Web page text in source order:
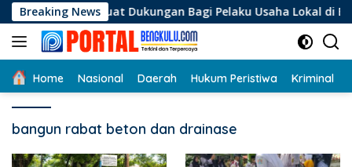
Langsung
ke
konten
Breaking News
Dukungan Bagi Pelaku Usaha Lokal di Bengkulu
Home Nasional Daerah Hukum Peristiwa Kriminal
bangun rabat beton dan drainase